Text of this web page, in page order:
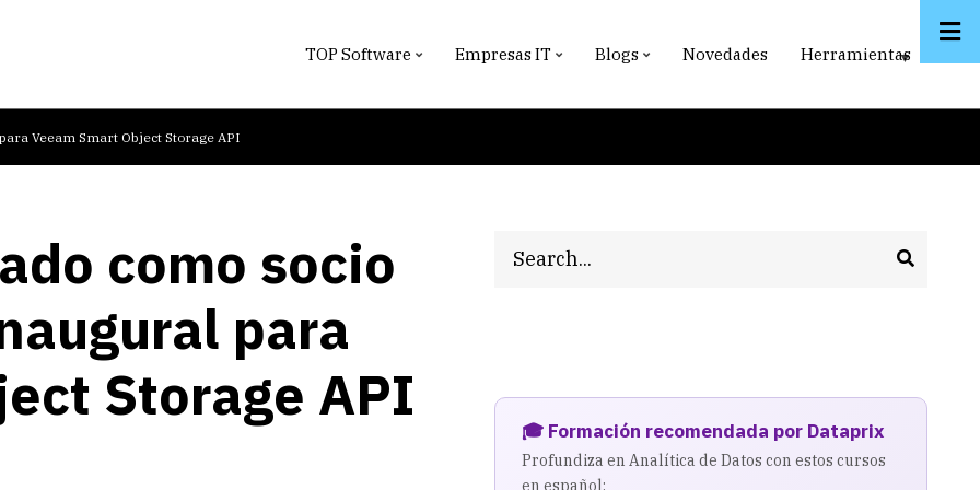
TOP Software Empresas IT Blogs Novedades Herramientas
Veeam Smart Object Storage API
como socio
para
Storage API
🎓 Formación recomendada por Dataprix
Profundiza en Analítica de Datos con estos cursos
en español: